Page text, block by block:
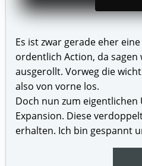
Es ist zwar gerade eher
ordentlich Action, da
ausgerollt. Vorweg die
also von vorne los.
Doch nun zum
Expansion. Diese
erhalten. Ich bin gespannt